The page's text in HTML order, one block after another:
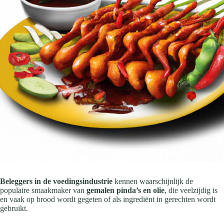
Beleggers in de voedingsindustrie kennen waarschijnlijk de
populaire smaakmaker van gemalen pinda’s en olie, die veelzijdig is
en vaak op brood wordt gegeten of als ingrediënt in gerechten wordt
gebruikt.